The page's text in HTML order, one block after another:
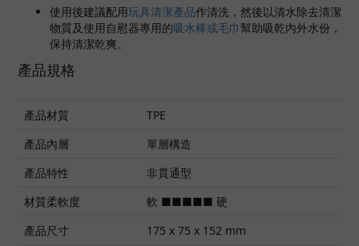
使用後建議配用玩具清潔產品作清洗，然後以清水除去清潔
物質及使用自慰器專用的吸水棒或毛巾幫助吸乾內外水份，
保持清潔乾爽。
產品規格
產品材質
TPE
產品內層
單層構造
產品特性
非貫通型
材質柔軟度
軟 ■■■■■ 硬
產品尺寸
175 x 75 x 152 mm